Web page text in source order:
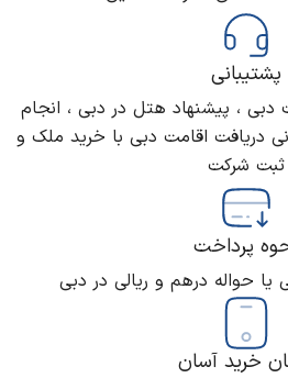
پشتیبانی
دبی ، پیشنهاد هتل در دبی ، انجام
دریافت اقامت دبی با خرید ملک و
ثبت شرکت
پرداخت
حواله درهم و ریالی در دبی
خرید آسان